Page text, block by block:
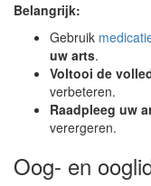
Belangrijk:
Gebruik
uw arts.
Voltooi de
verbeteren.
Raadpleeg uw
verergeren.
Oog- en